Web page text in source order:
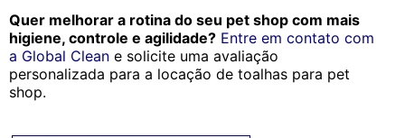
Quer melhorar a rotina do seu pet shop com mais
higiene, controle e agilidade? Entre em contato com
a Global Clean e solicite uma avaliação
personalizada para a locação de toalhas para pet
shop.